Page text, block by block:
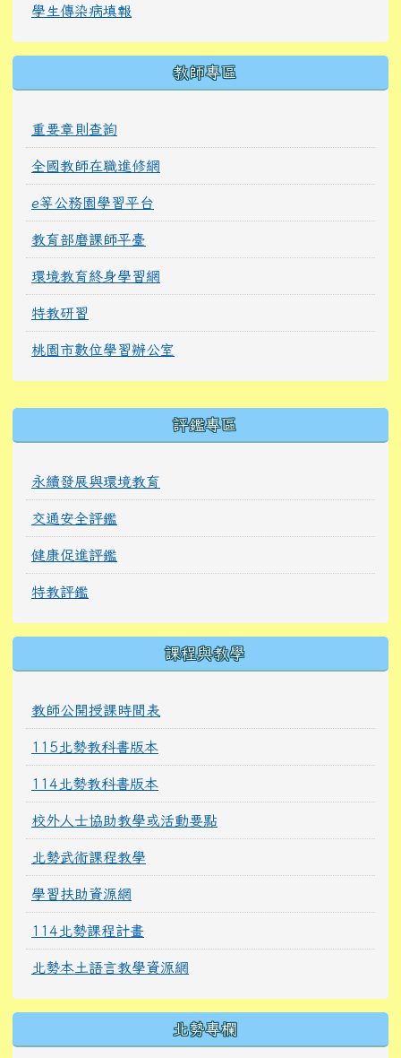
學生傳染病填報
教師專區
重要章則查詢
全國教師在職進修網
e等公務園學習平台
教育部磨課師平臺
環境教育終身學習網
特教研習
桃園市數位學習辦公室
評鑑專區
永續發展與環境教育
交通安全評鑑
健康促進評鑑
特教評鑑
課程與教學
教師公開授課時間表
115北勢教科書版本
114北勢教科書版本
校外人士協助教學或活動要點
北勢武術課程教學
學習扶助資源網
114北勢課程計畫
北勢本土語言教學資源網
北勢專欄